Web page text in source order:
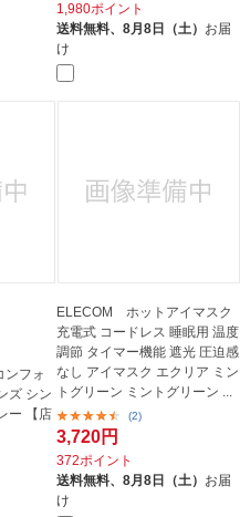
1,980ポイント
送料無料、8月8日（土） お届
け
フォ
ズ シン
ー 【店
ELECOM ホットアイマスク
充電式 コードレス 睡眠用 温度
調節 タイマー機能 遮光 圧迫感
なし アイマスク エクリア ミン
トグリーン ミントグリーン ...
(2)
3,720円
372ポイント
送料無料、8月8日（土） お届
け